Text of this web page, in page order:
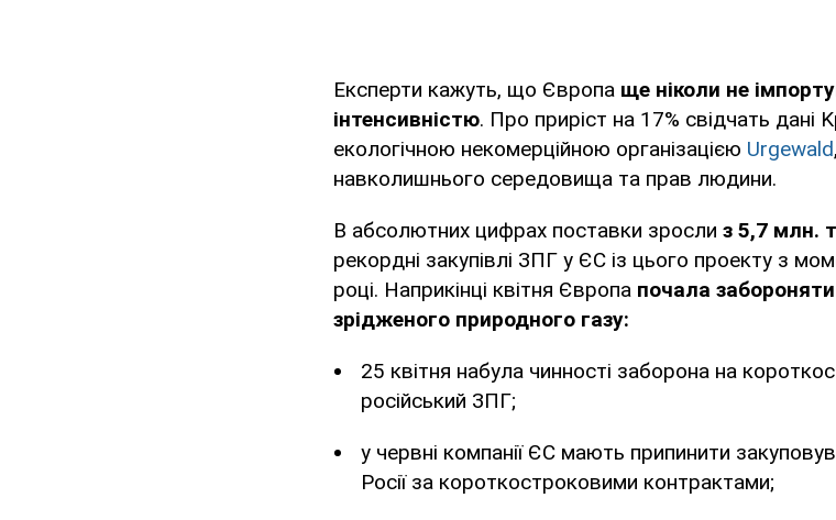
Експерти кажуть, що Європа ще ніколи не
інтенсивністю. Про приріст на 17% свідчать дані
екологічною некомерційною організацією Urgewald
навколишнього середовища та прав людини.
В абсолютних цифрах поставки зросли з 5,7 млн.
рекордні закупівлі ЗПГ у ЄС із цього проекту з
році. Наприкінці квітня Європа почала
зрідженого природного газу:
25 квітня набула чинності заборона на
російський ЗПГ;
у червні компанії ЄС мають припинити
Росії за короткостроковими контрактами;